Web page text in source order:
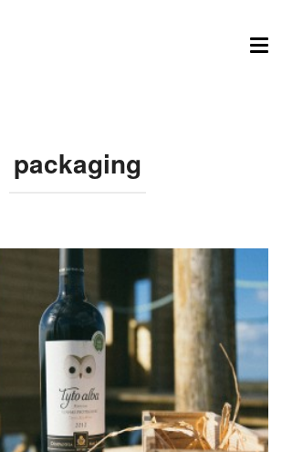
packaging